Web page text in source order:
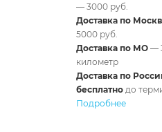
— 3000 руб.
Доставка по
5000 руб.
Доставка по МО—
километр
Доставка по
бесплатнодо
Подробнее